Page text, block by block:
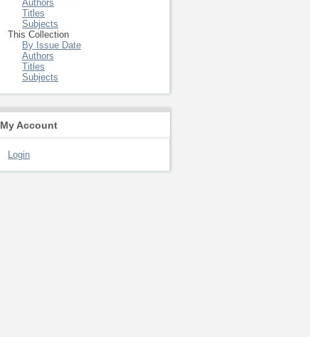
Authors
Titles
Subjects
This Collection
By Issue Date
Authors
Titles
Subjects
My Account
Login